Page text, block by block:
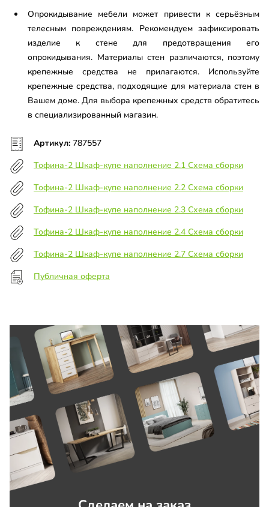
Опрокидывание мебели может привести к серьёзным
телесным повреждениям. Рекомендуем зафиксировать
изделие к стене для предотвращения его
опрокидывания. Материалы стен различаются, поэтому
крепежные средства не прилагаются. Используйте
крепежные средства, подходящие для материала стен в
Вашем доме. Для выбора крепежных средств обратитесь
в специализированный магазин.
Артикул: 787557
Тофина-2 Шкаф-купе наполнение 2.1 Схема сборки
Тофина-2 Шкаф-купе наполнение 2.2 Схема сборки
Тофина-2 Шкаф-купе наполнение 2.3 Схема сборки
Тофина-2 Шкаф-купе наполнение 2.4 Схема сборки
Тофина-2 Шкаф-купе наполнение 2.7 Схема сборки
Публичная оферта